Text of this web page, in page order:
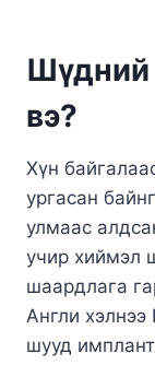
Шүдний
вэ?
Хүн
ургасан
улмаас
учир хиймэл
шаардлага
Англи хэлнээ
шууд имплант